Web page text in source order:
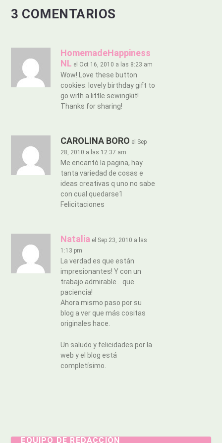
3 COMENTARIOS
HomemadeHappiness
NL el Oct 16, 2010 a las 8:23 am
Wow! Love these button
cookies: lovely birthday gift to
go with a little sewingkit!
Thanks for sharing!
CAROLINA BORO el Sep
28, 2010 a las 12:37 am
Me encantó la pagina, hay
tanta variedad de cosas e
ideas creativas q uno no sabe
con cual quedarse1
Felicitaciones
Natalia el Sep 23, 2010 a las
1:13 pm
La verdad es que están
impresionantes! Y con un
trabajo admirable… que
paciencia!
Ahora mismo paso por su
blog a ver que más cositas
originales hace.
Un saludo y felicidades por la
web y el blog está
completísimo.
EQUIPO DE REDACCIÓN